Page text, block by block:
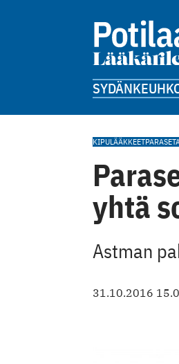
SYDÄN
KIPULÄÄKKEET
yhtä
Astman
31.10.2016